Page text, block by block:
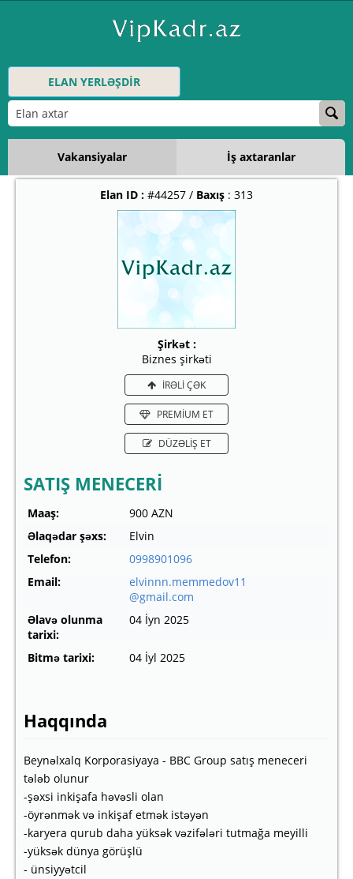
ELAN YERLƏŞDİR
Vakansiyalar İş axtaranlar
Elan ID : #44257 / Baxış : 313
Şirkət :
Biznes şirkəti
İRƏLİ ÇƏK
PREMİUM ET
DÜZƏLİŞ ET
SATIŞ MENECERİ
Maaş:
900 AZN
Əlaqədar şəxs:
Elvin
Telefon:
0998901096
Email:
elvinnn.memmedov11
@gmail.com
Əlavə olunma
tarixi:
04 İyn 2025
Bitmə tarixi: 04 İyl 2025
Haqqında
Beynəlxalq Korporasiyaya - BBC Group satış meneceri
tələb olunur
-şəxsi inkişafa həvəsli olan
-öyrənmək və inkişaf etmək istəyən
-karyera qurub daha yüksək vəzifələri tutmağa meyilli
-yüksək dünya görüşlü
- ünsiyyətcil